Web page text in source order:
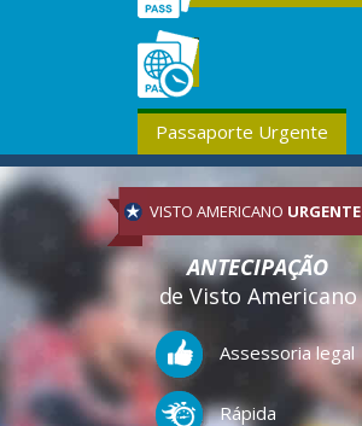
Passaporte Urgente
VISTO AMERICANO URGENTE
ANTECIPAÇÃO
de Visto Americano
Assessoria legal
Rápida